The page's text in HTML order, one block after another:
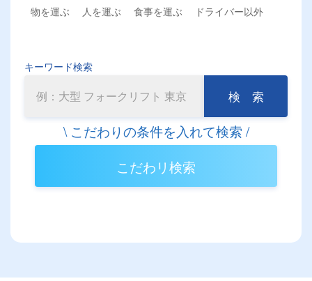
物を運ぶ
人を運ぶ 食事を運ぶ ドライバー以外
キーワード検索
検 索
こだわリ検索